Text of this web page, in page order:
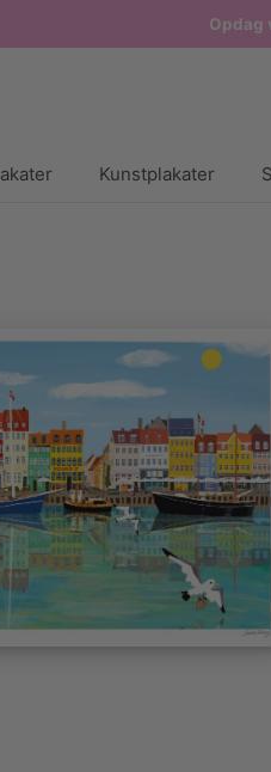
Opdag
Kunstplakater